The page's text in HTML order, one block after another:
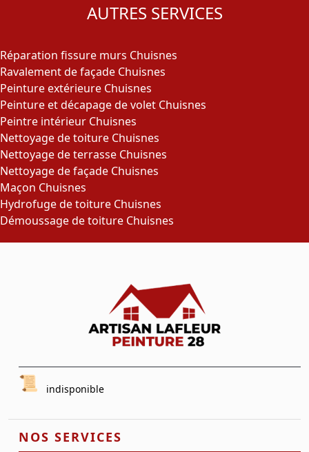
AUTRES SERVICES
Réparation fissure murs Chuisnes
Ravalement de façade Chuisnes
Peinture extérieure Chuisnes
Peinture et décapage de volet Chuisnes
Peintre intérieur Chuisnes
Nettoyage de toiture Chuisnes
Nettoyage de terrasse Chuisnes
Nettoyage de façade Chuisnes
Maçon Chuisnes
Hydrofuge de toiture Chuisnes
Démoussage de toiture Chuisnes
indisponible
NOS SERVICES